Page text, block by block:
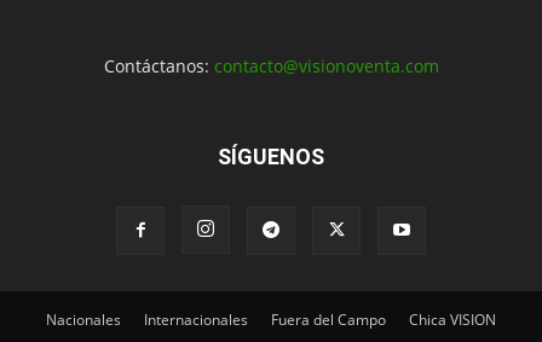
Contáctanos: contacto@visionoventa.com
SÍGUENOS
Nacionales Internacionales Fuera del Campo Chica VISION